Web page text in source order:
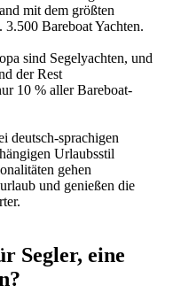
mit dem größten
Bareboat Yachten.
sind Segelyachten, und
der Rest
10 % aller Bareboat-
deutsch-sprachigen
Urlaubsstil
gehen
und genießen die
Segler, eine